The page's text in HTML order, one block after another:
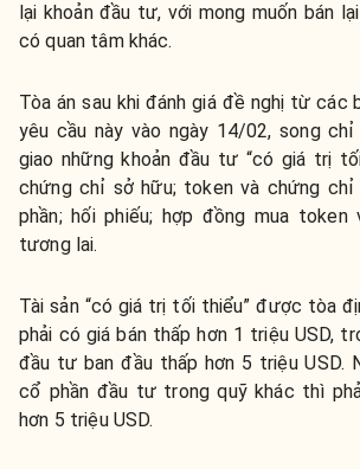
lại khoản đầu tư, với mong muốn bán
có quan tâm khác.
Tòa án sau khi đánh giá đề nghị từ các
yêu cầu này vào ngày 14/02, song
giao những khoản đầu tư “có giá trị
chứng chỉ sở hữu; token và chứng
phần; hối phiếu; hợp đồng mua
tương lai.
Tài sản “có giá trị tối thiểu” được tòa
phải có giá bán thấp hơn 1 triệu USD,
đầu tư ban đầu thấp hơn 5 triệu USD.
cổ phần đầu tư trong quỹ khác thì
hơn 5 triệu USD.